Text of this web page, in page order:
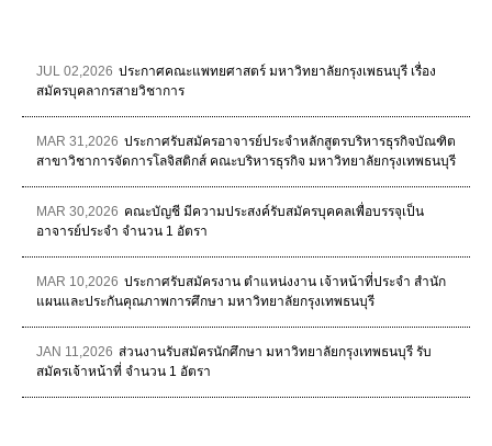
JUL 02,2026 ประกาศคณะแพทยศาสตร์ มหาวิทยาลัยกรุงเพธนบุรี เรื่อง
สมัครบุคลากรสายวิชาการ
MAR 31,2026 ประกาศรับสมัครอาจารย์ประจำหลักสูตรบริหารธุรกิจบัณฑิต
สาขาวิชาการจัดการโลจิสติกส์ คณะบริหารธุรกิจ มหาวิทยาลัยกรุงเทพธนบุรี
MAR 30,2026 คณะบัญชี มีความประสงค์รับสมัครบุคคลเพื่อบรรจุเป็น
อาจารย์ประจำ จำนวน 1 อัตรา
MAR 10,2026 ประกาศรับสมัครงาน ตำแหน่งงาน เจ้าหน้าที่ประจำ สำนัก
แผนและประกันคุณภาพการศึกษา มหาวิทยาลัยกรุงเทพธนบุรี
JAN 11,2026 ส่วนงานรับสมัครนักศึกษา มหาวิทยาลัยกรุงเทพธนบุรี รับ
สมัครเจ้าหน้าที่ จำนวน 1 อัตรา